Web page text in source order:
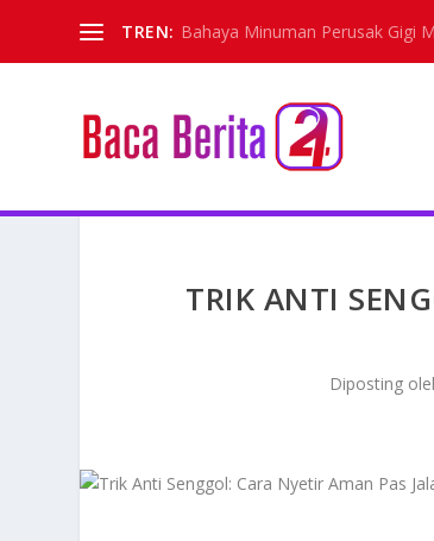
TREN: Bahaya Minuman Perusak Gigi
TRIK ANTI
Diposting